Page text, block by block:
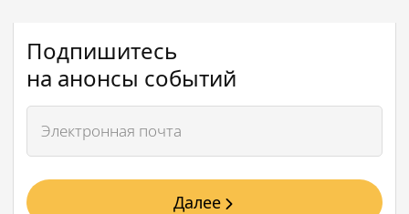
Подпишитесь
на анонсы событий
Далее